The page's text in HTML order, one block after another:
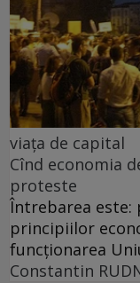
viața de capital
Cînd economia
proteste
Întrebarea este:
principiilor
funcționarea
Constantin